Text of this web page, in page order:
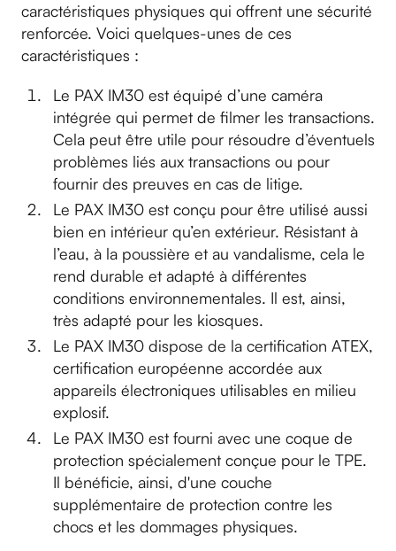
caractéristiques physiques qui offrent une sécurité
renforcée. Voici quelques-unes de ces
caractéristiques :
Le PAX IM30 est équipé d’une caméra
intégrée qui permet de filmer les transactions.
Cela peut être utile pour résoudre d’éventuels
problèmes liés aux transactions ou pour
fournir des preuves en cas de litige.
Le PAX IM30 est conçu pour être utilisé aussi
bien en intérieur qu’en extérieur. Résistant à
l’eau, à la poussière et au vandalisme, cela le
rend durable et adapté à différentes
conditions environnementales. Il est, ainsi,
très adapté pour les kiosques.
Le PAX IM30 dispose de la certification ATEX,
certification européenne accordée aux
appareils électroniques utilisables en milieu
explosif.
Le PAX IM30 est fourni avec une coque de
protection spécialement conçue pour le TPE.
Il bénéficie, ainsi, d'une couche
supplémentaire de protection contre les
chocs et les dommages physiques.